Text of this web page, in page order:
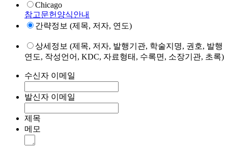
Chicago
참고문헌양식안내
간략정보 (제목, 저자, 연도)
상세정보 (제목, 저자, 발행기관, 학술지명, 권호, 발행
연도, 작성언어, KDC, 자료형태, 수록면, 소장기관, 초록)
수신자 이메일
발신자 이메일
제목
메모